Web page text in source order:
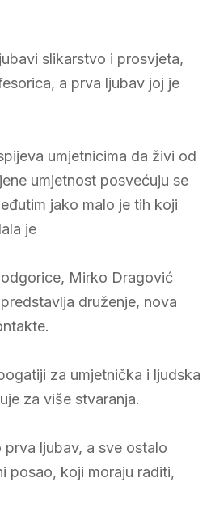
slikarstvo i prosvjeta,
a prva ljubav joj je
umjetnicima da živi od
umjetnost posvećuju se
jako malo je tih koji
je
Mirko Dragović
druženje, nova
za umjetnička i ljudska
za više stvaranja.
ljubav, a sve ostalo
posao, koji moraju raditi,